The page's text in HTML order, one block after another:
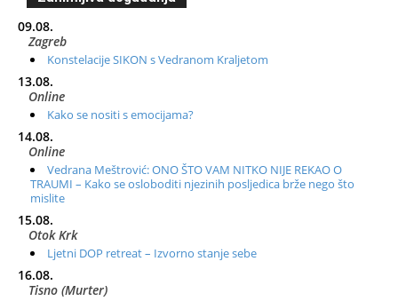
09.08.
Zagreb
Konstelacije SIKON s Vedranom Kraljetom
13.08.
Online
Kako se nositi s emocijama?
14.08.
Online
Vedrana Meštrović: ONO ŠTO VAM NITKO NIJE REKAO O
TRAUMI – Kako se osloboditi njezinih posljedica brže nego što
mislite
15.08.
Otok Krk
Ljetni DOP retreat – Izvorno stanje sebe
16.08.
Tisno (Murter)